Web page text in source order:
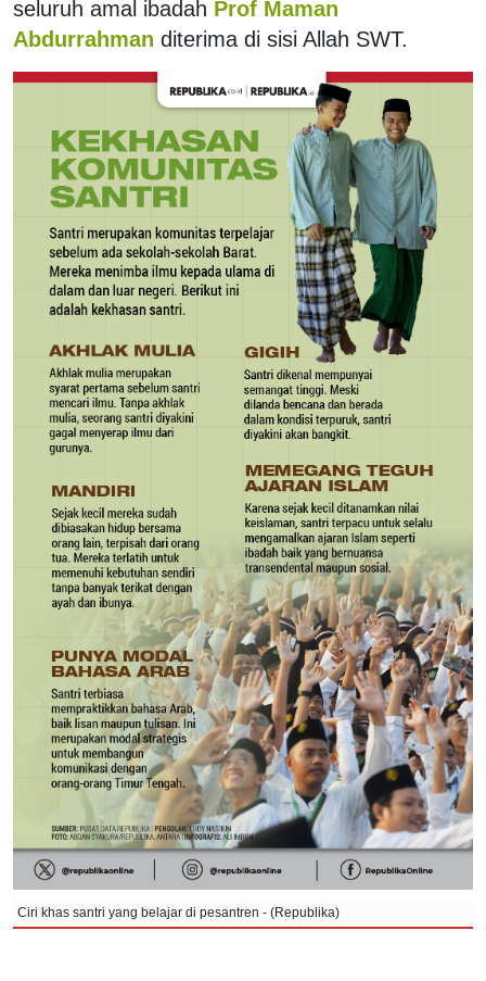
seluruh amal ibadah Prof Maman
Abdurrahman diterima di sisi Allah SWT.
Ciri khas santri yang belajar di pesantren - (Republika)